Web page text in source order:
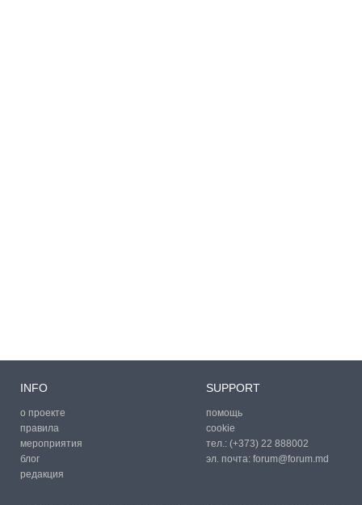
INFO
о проекте
правила
мероприятия
блог
редакция
SUPPORT
помощь
cookie
тел.: (+373) 22 888002
эл. почта: forum@forum.md